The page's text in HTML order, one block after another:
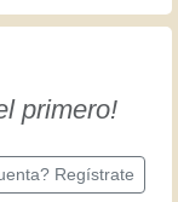
ponen en su
cada día
primero!
Regístrate